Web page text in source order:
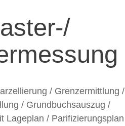
/ Grenzermittlung /
/ Grundbuchsauszug /
Lageplan / Parifizierungsplan